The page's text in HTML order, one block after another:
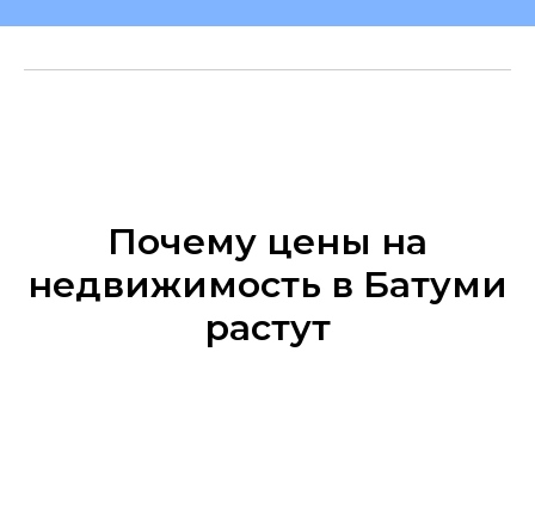
Почему цены на
недвижимость в Батуми
растут